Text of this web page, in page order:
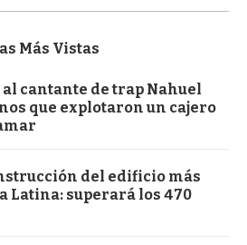
Más Vistas
cantante de trap Nahuel
que explotaron un cajero
del edificio más
Latina: superará los 470